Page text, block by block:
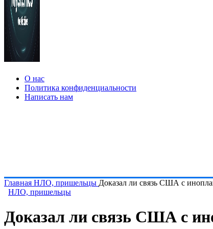
О нас
Политика конфиденциальности
Написать нам
Главная НЛО, пришельцы Доказал ли связь США с
НЛО, пришельцы
Доказал ли связь США с